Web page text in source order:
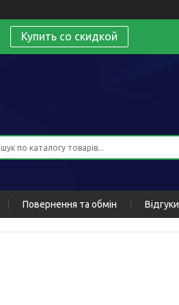
Купить со скидкой
Повернення та обмін Відгуки